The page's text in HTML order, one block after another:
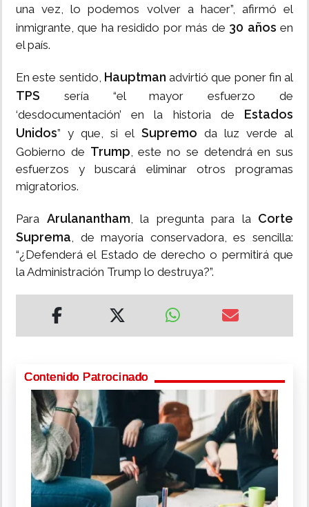
una vez, lo podemos volver a hacer”, afirmó el
inmigrante, que ha residido por más de 30 años en
el país.
En este sentido, Hauptman advirtió que poner fin al
TPS sería “el mayor esfuerzo de
‘desdocumentación’ en la historia de Estados
Unidos” y que, si el Supremo da luz verde al
Gobierno de Trump, este no se detendrá en sus
esfuerzos y buscará eliminar otros programas
migratorios.
Para Arulanantham, la pregunta para la Corte
Suprema, de mayoría conservadora, es sencilla:
“¿Defenderá el Estado de derecho o permitirá que
la Administración Trump lo destruya?”.
Contenido Patrocinado